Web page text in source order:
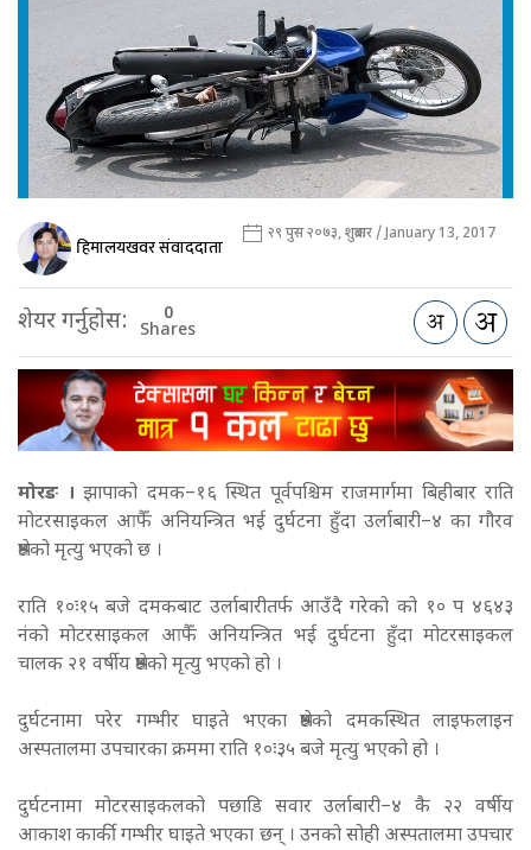
हिमालयखवर संवाददाता २९ पुस २०७३, शुक्रबार / January 13, 2017
शेयर गर्नुहोस: 0
Shares
मोरङ । झापाको दमक–१६ स्थित पूर्वपश्चिम राजमार्गमा बिहीबार राति
मोटरसाइकल आफैँ अनियन्त्रित भई दुर्घटना हुँदा उर्लाबारी–४ का गौरव
श्रेष्ठको मृत्यु भएको छ ।
राति १०ः१५ बजे दमकबाट उर्लाबारीतर्फ आउँदै गरेको को १० प ४६४३
नंको मोटरसाइकल आफैँ अनियन्त्रित भई दुर्घटना हुँदा मोटरसाइकल
चालक २१ वर्षीय श्रेष्ठको मृत्यु भएको हो ।
दुर्घटनामा परेर गम्भीर घाइते भएका श्रेष्ठको दमकस्थित लाइफलाइन
अस्पतालमा उपचारका क्रममा राति १०ः३५ बजे मृत्यु भएको हो ।
दुर्घटनामा मोटरसाइकलको पछाडि सवार उर्लाबारी–४ कै २२ वर्षीय
आकाश कार्की गम्भीर घाइते भएका छन् । उनको सोही अस्पतालमा उपचार